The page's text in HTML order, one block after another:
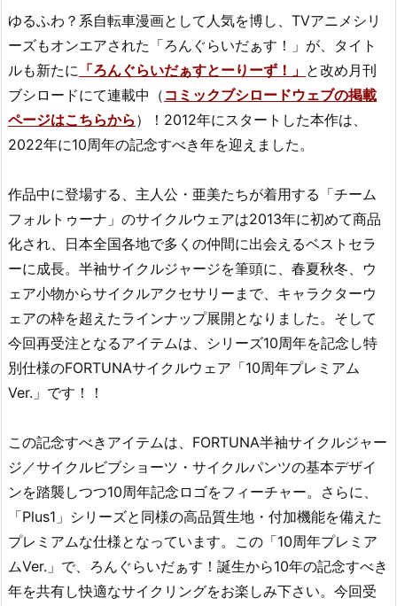
ゆるふわ？系自転車漫画として人気を博し、TVアニメシリ
ーズもオンエアされた「ろんぐらいだぁす！」が、タイト
ルも新たに 「ろんぐらいだぁすとーりーず！」 と改め月刊
ブシロードにて連載中（ コミックブシロードウェブの掲載
ページはこちらから ）！2012年にスタートした本作は、
2022年に10周年の記念すべき年を迎えました。
作品中に登場する、主人公・亜美たちが着用する「チーム
フォルトゥーナ」のサイクルウェアは2013年に初めて商品
化され、日本全国各地で多くの仲間に出会えるベストセラ
ーに成長。半袖サイクルジャージを筆頭に、春夏秋冬、ウ
ェア小物からサイクルアクセサリーまで、キャラクターウ
ェアの枠を超えたラインナップ展開となりました。そして
今回再受注となるアイテムは、シリーズ10周年を記念し特
別仕様のFORTUNAサイクルウェア「10周年プレミアム
Ver.」です！！
この記念すべきアイテムは、FORTUNA半袖サイクルジャー
ジ／サイクルビブショーツ・サイクルパンツの基本デザイ
ンを踏襲しつつ10周年記念ロゴをフィーチャー。さらに、
「Plus1」シリーズと同様の高品質生地・付加機能を備えた
プレミアムな仕様となっています。この「10周年プレミア
ムVer.」で、ろんぐらいだぁす！誕生から10年の記念すべき
年を共有し快適なサイクリングをお楽しみ下さい。今回受